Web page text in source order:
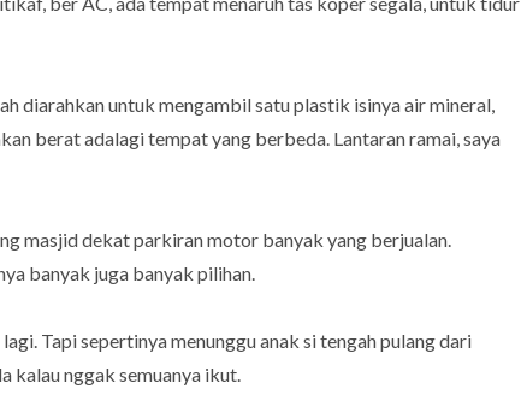
diarahkan untuk mengambil satu plastik isinya air mineral,
berat adalagi tempat yang berbeda. Lantaran ramai, saya
masjid dekat parkiran motor banyak yang berjualan.
banyak juga banyak pilihan.
Tapi sepertinya menunggu anak si tengah pulang dari
kalau nggak semuanya ikut.